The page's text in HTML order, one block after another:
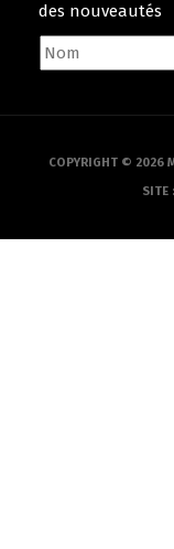
des nouveautés
COPYRIGHT © 2026
SITE :